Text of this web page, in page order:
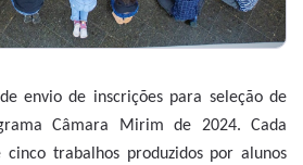
envio de inscrições para seleção de
Câmara Mirim de 2024. Cada
trabalhos produzidos por alunos